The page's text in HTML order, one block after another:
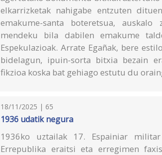
elkarrizketak nahigabe entzuten
emakume-santa boteretsua,
mendeku bila dabilen emakume
Espekulazioak. Arrate Egañak, bere
bidelagun, ipuin-sorta bitxia bezain
fikzioa koska bat gehiago estutu du
18/11/2025 | 65
1936 udatik negura
1936ko uztailak 17. Espainiar
Errepublika eraitsi eta erregimen